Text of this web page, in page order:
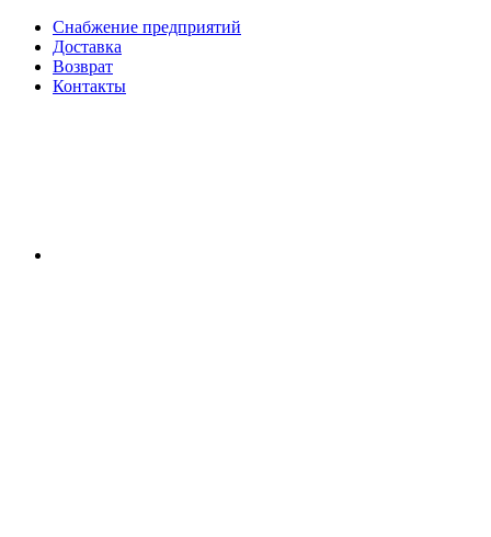
Снабжение предприятий
Доставка
Возврат
Контакты